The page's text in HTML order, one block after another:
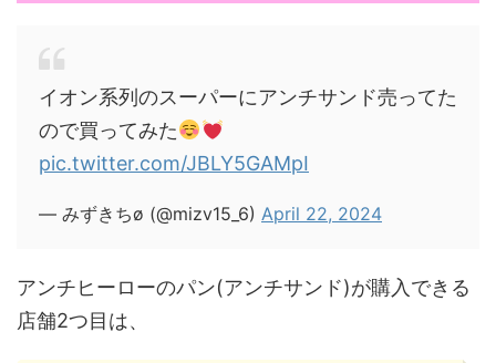
イオン系列のスーパーにアンチサンド売ってた
ので買ってみた
pic.twitter.com/JBLY5GAMpI
— みずきちø (@mizv15_6) April 22, 2024
アンチヒーローのパン(アンチサンド)が購入できる
店舗2つ目は、